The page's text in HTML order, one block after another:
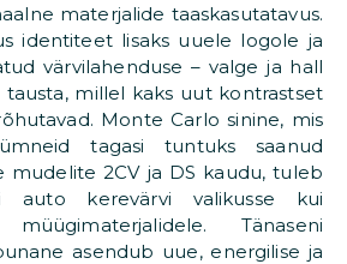
materjalide taaskasutatavus.
identiteet lisaks uuele logole ja
värvilahenduse – valge ja hall
tausta, millel kaks uut kontrastset
Monte Carlo sinine, mis
tagasi tuntuks saanud
mudelite 2CV ja DS kaudu, tuleb
auto kerevärvi valikusse kui
Tänaseni
asendub uue, energilise ja